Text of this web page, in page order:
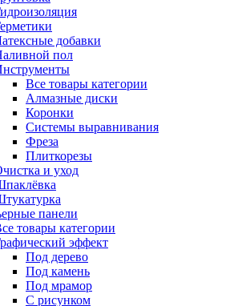
добавки
пол
Все товары категории
Алмазные диски
Коронки
Системы выравнивания
Фреза
Плиткорезы
и уход
панели
товары категории
эффект
Под дерево
Под камень
Под мрамор
С рисунком